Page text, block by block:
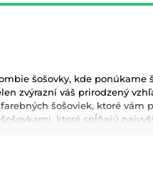
šošovky, kde ponúkame
zvýrazní váš prirodzený
šošoviek, ktoré
ktoré spĺňajú